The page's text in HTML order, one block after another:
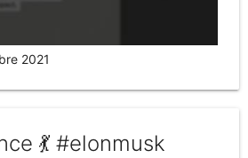
2021
💃 #elonmusk